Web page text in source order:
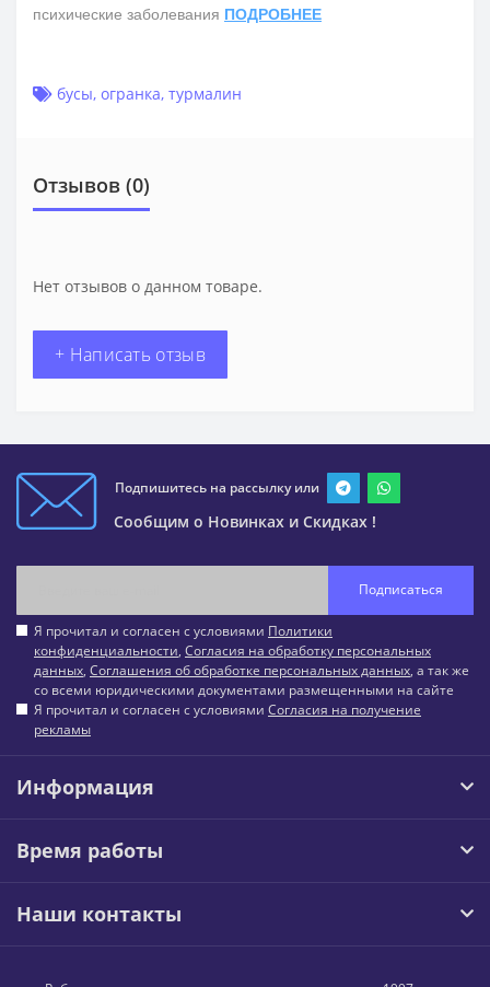
психические заболевания ПОДРОБНЕЕ
бусы, огранка, турмалин
Отзывов (0)
Нет отзывов о данном товаре.
+ Написать отзыв
Подпишитесь на рассылку или
Сообщим о Новинках и Скидках !
Подписаться
Я прочитал и согласен с условиями Политики
конфиденциальности, Согласия на обработку персональных
данных, Соглашения об обработке персональных данных, а так же
со всеми юридическими документами размещенными на сайте
Я прочитал и согласен с условиями Согласия на получение
рекламы
Информация
Время работы
Наши контакты